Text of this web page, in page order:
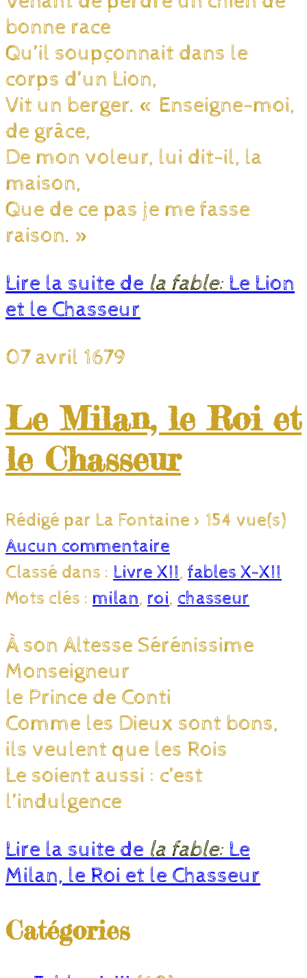
bonne race
Qu’il soupçonnait dans le
corps d’un Lion,
Vit un berger. « Enseigne-moi,
de grâce,
De mon voleur, lui dit-il, la
maison,
Que de ce pas je me fasse
raison. »
Lire la suite de la fable: Le Lion
et le Chasseur
07 avril 1679
Le Milan, le Roi et
le Chasseur
Rédigé par La Fontaine > 154 vue(s)
Aucun commentaire
Classé dans : Livre XII, fables X-XII
Mots clés : milan, roi, chasseur
À son Altesse Sérénissime
Monseigneur
le Prince de Conti
Comme les Dieux sont bons,
ils veulent que les Rois
Le soient aussi : c’est
l’indulgence
Lire la suite de la fable: Le
Milan, le Roi et le Chasseur
Catégories